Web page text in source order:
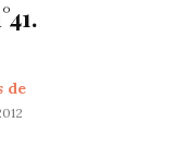
de